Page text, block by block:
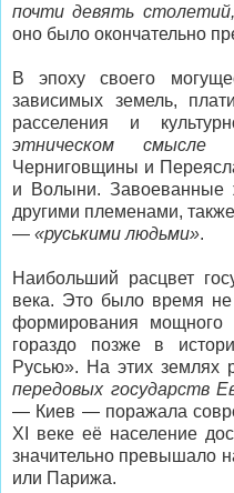
почти девять
оно было окончательно
В эпоху своего
зависимых земель,
расселения и
этническом смысле
Черниговщины и
и Волыни. Завоеванные
другими племенами,
— «руськими людьми».
Наибольший расцвет
века. Это было время
формирования мощного
гораздо позже в
Русью». На этих землях
передовых государств
— Киев — поражала
XI веке её население
значительно превышало
или Парижа.